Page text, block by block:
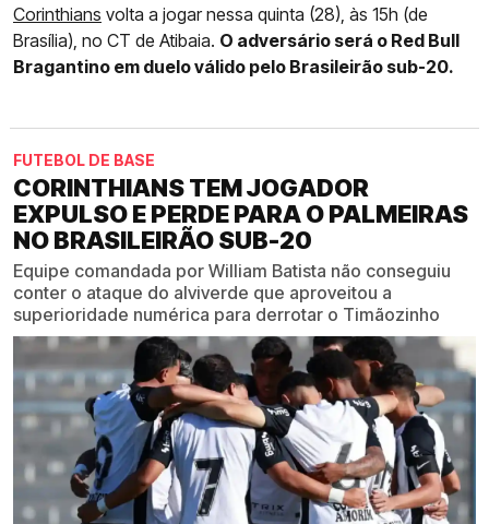
Corinthians volta a jogar nessa quinta (28), às 15h (de
Brasília), no CT de Atibaia. O adversário será o Red Bull
Bragantino em duelo válido pelo Brasileirão sub-20.
FUTEBOL DE BASE
CORINTHIANS TEM JOGADOR
EXPULSO E PERDE PARA O PALMEIRAS
NO BRASILEIRÃO SUB-20
Equipe comandada por William Batista não conseguiu
conter o ataque do alviverde que aproveitou a
superioridade numérica para derrotar o Timãozinho